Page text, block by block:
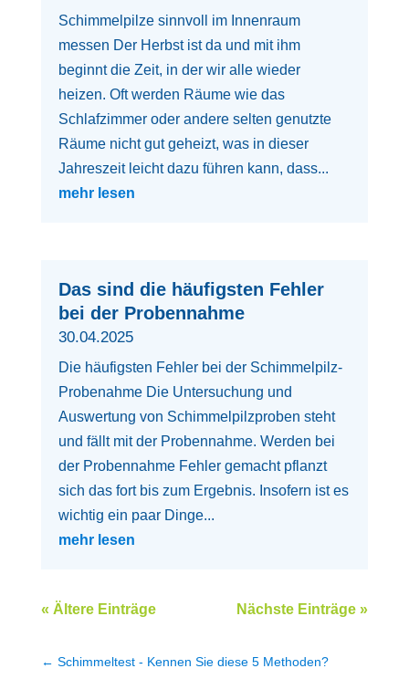
Schimmelpilze sinnvoll im Innenraum
messen Der Herbst ist da und mit ihm
beginnt die Zeit, in der wir alle wieder
heizen. Oft werden Räume wie das
Schlafzimmer oder andere selten genutzte
Räume nicht gut geheizt, was in dieser
Jahreszeit leicht dazu führen kann, dass...
mehr lesen
Das sind die häufigsten Fehler
bei der Probennahme
30.04.2025
Die häufigsten Fehler bei der Schimmelpilz-
Probenahme Die Untersuchung und
Auswertung von Schimmelpilzproben steht
und fällt mit der Probennahme. Werden bei
der Probennahme Fehler gemacht pflanzt
sich das fort bis zum Ergebnis. Insofern ist es
wichtig ein paar Dinge...
mehr lesen
« Ältere Einträge Nächste Einträge »
← Schimmeltest - Kennen Sie diese 5 Methoden?